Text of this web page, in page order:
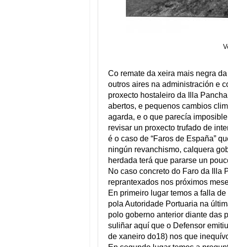
Co remate da xeira mais negra
outros aires na administración e
proxecto hostaleiro da Illa
abertos, e pequenos cambios
agarda, e o que parecía
revisar un proxecto trufado de
é o caso de “Faros de España”
ningún revanchismo, calquera
herdada terá que pararse un
No caso concreto do Faro da Illa
reprantexados nos próximos
En primeiro lugar temos a falla
pola Autoridade Portuaria na
polo goberno anterior diante das
suliñar aquí que o Defensor
de xaneiro do18) nos que